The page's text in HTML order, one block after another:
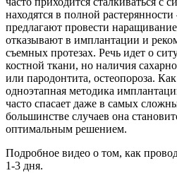
находятся в полной
предлагают провести
отказывают в имплантации и
съемных протезах. Речь идет о
костной ткани, но наличия
или пародонтита, остеопороза.
одноэтапная методика
часто спасает даже в самых
большинстве случаев она
оптимальным решением.
Подробное видео о том, как
1-3 дня.